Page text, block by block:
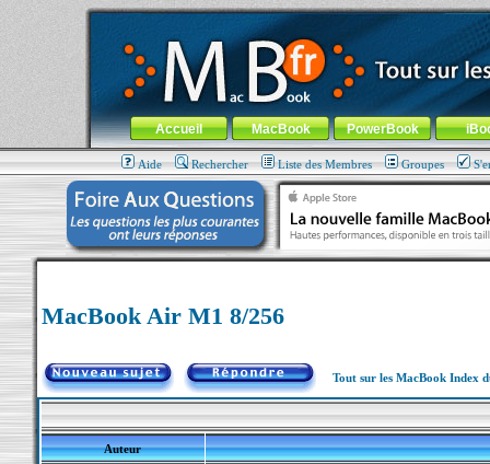
MacBook-fr.com : 100% Apple... 100% nomade !
Aller au contenu-Aller au menu général-Aller au menu de
Menu général
Accueil MacBook PowerBook
Aide Rechercher Liste des Membres Groupes
MacBook Air M1 8/256
Tout sur les MacBook Index
Auteur